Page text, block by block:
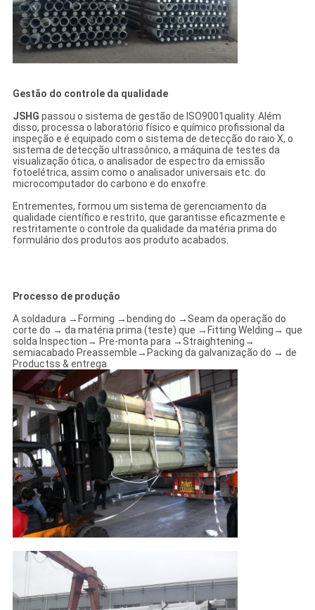
Gestão do controle da qualidade
JSHG passou o sistema de gestão de ISO9001quality. Além
disso, processa o laboratório físico e químico profissional da
inspeção e é equipado com o sistema de detecção do raio X, o
sistema de detecção ultrassônico, a máquina de testes da
visualização ótica, o analisador de espectro da emissão
fotoelétrica, assim como o analisador universais etc. do
microcomputador do carbono e do enxofre.
Entrementes, formou um sistema de gerenciamento da
qualidade científico e restrito, que garantisse eficazmente e
restritamente o controle da qualidade da matéria prima do
formulário dos produtos aos produto acabados.
Processo de produção
A soldadura →Forming →bending do →Seam da operação do
corte do → da matéria prima (teste) que →Fitting Welding→ que
solda Inspection→ Pre-monta para →Straightening→
semiacabado Preassemble→Packing da galvanização do → de
Productss & entrega